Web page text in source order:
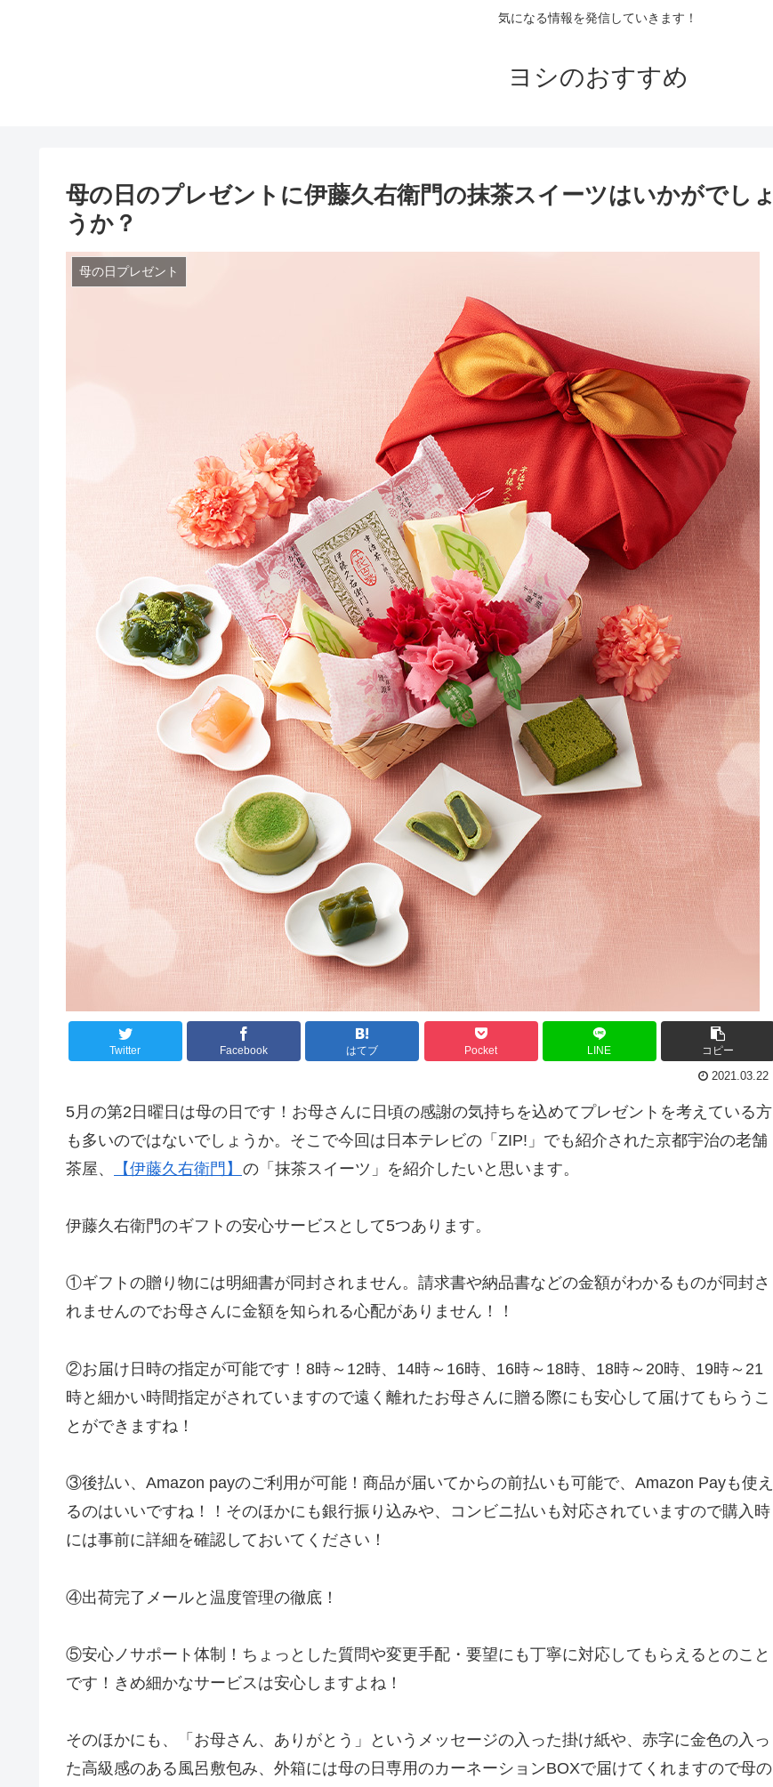
気になる情報を発信していきます！
ヨシのおすすめ
母の日のプレゼントに伊藤久右衛門の抹茶スイーツはいかがでしょ
うか？
母の日プレゼント
Twitter Facebook はてブ Pocket LINE コピー
2021.03.22
5月の第2日曜日は母の日です！お母さんに日頃の感謝の気持ちを込めてプレゼントを考えている方
も多いのではないでしょうか。そこで今回は日本テレビの「ZIP!」でも紹介された京都宇治の老舗
茶屋、
【伊藤久右衛門】 の「抹茶スイーツ」を紹介したいと思います。
伊藤久右衛門のギフトの安心サービスとして5つあります。
①ギフトの贈り物には明細書が同封されません。請求書や納品書などの金額がわかるものが同封さ
れませんのでお母さんに金額を知られる心配がありません！！
②お届け日時の指定が可能です！8時～12時、14時～16時、16時～18時、18時～20時、19時～21
時と細かい時間指定がされていますので遠く離れたお母さんに贈る際にも安心して届けてもらうこ
とができますね！
③後払い、Amazon payのご利用が可能！商品が届いてからの前払いも可能で、Amazon Payも使え
るのはいいですね！！そのほかにも銀行振り込みや、コンビニ払いも対応されていますので購入時
には事前に詳細を確認しておいてください！
④出荷完了メールと温度管理の徹底！
⑤安心ノサポート体制！ちょっとした質問や変更手配・要望にも丁寧に対応してもらえるとのこと
です！きめ細かなサービスは安心しますよね！
そのほかにも、「お母さん、ありがとう」というメッセージの入った掛け紙や、赤字に金色の入っ
た高級感のある風呂敷包み、外箱には母の日専用のカーネーションBOXで届けてくれますので母の